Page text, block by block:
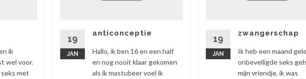
ik
wel voor.
seks met
19
JAN
anticonceptie
Hallo, ik ben 16 en een half
en nog nooit klaar gekomen
als ik mastubeer voel ik
19
JAN
zwangerschap
Ik heb een maand
onbeveiligde seks
mijn vriendje, ik was